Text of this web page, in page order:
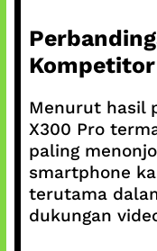
Menurut hasil
X300 Pro
paling
smartphone
terutama
dukungan